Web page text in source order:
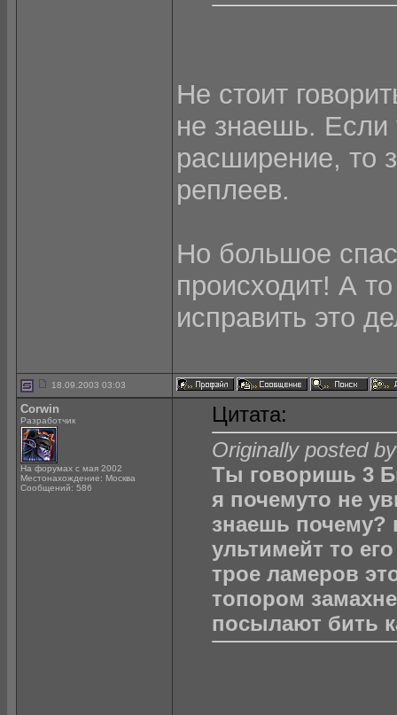
Не стоит
не знаешь. Если
расширение, то
реплеев.
Но большое
происходит! А
исправить это
18.09.2003 03:03
Corwin
Разработчик
На форумах с мая 2002
Местонахождение: Москва
Сообщений: 586
Цитата:
Originally posted
Ты говоришь 3
я почемуто не
знаешь почему?
ультимейт то
трое ламеров
топором
посылают бить